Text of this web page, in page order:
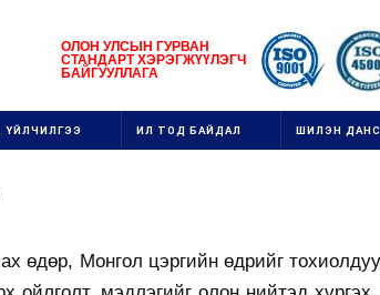
ОЛОН УЛСЫН ГУРВАН
СТАНДАРТ ХЭРЭГЖҮҮЛЭГЧ
БАЙГУУЛЛАГА
ҮЙЛЧИЛГЭЭ ИЛ ТОД БАЙДАЛ ШИЛЭН ДАНС
өдөр, Монгол цэргийн өдрийг